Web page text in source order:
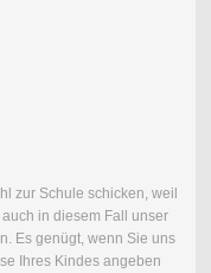
zur Schule schicken, weil
in diesem Fall unser
Es genügt, wenn Sie uns
Ihres Kindes angeben